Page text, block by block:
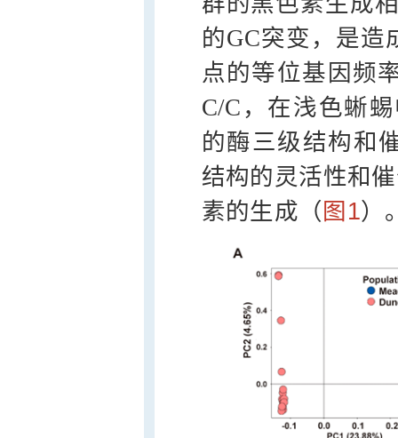
的GC突变，是造
点的等位基因频
C/C，在浅色蜥
的酶三级结构和
结构的灵活性和
素的生成（ 图1）